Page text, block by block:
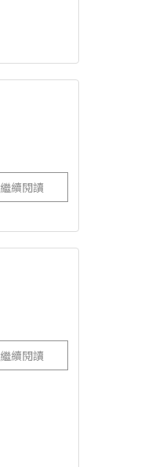
繼續閱讀
繼續閱讀